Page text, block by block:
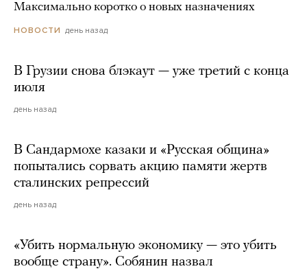
Максимально коротко о новых назначениях
НОВОСТИ день назад
В Грузии снова блэкаут — уже третий с конца
июля
день назад
В Сандармохе казаки и «Русская община»
попытались сорвать акцию памяти жертв
сталинских репрессий
день назад
«Убить нормальную экономику — это убить
вообще страну». Собянин назвал